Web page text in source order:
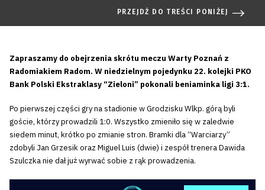
PRZEJDŹ DO TREŚCI PONIŻEJ
Zapraszamy do obejrzenia skrótu meczu Warty Poznań z
Radomiakiem Radom. W niedzielnym pojedynku 22. kolejki PKO
Bank Polski Ekstraklasy “Zieloni” pokonali beniaminka ligi 3:1.
Po pierwszej części gry na stadionie w Grodzisku Wlkp. górą byli
goście, którzy prowadzili 1:0. Wszystko zmieniło się w zaledwie
siedem minut, krótko po zmianie stron. Bramki dla “Warciarzy”
zdobyli Jan Grzesik oraz Miguel Luis (dwie) i zespół trenera Dawida
Szulczka nie dał już wyrwać sobie z rąk prowadzenia.